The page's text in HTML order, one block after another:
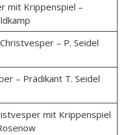
mit Krippenspiel –
– P. Seidel
– Prädikant T. Seidel
mit Krippenspiel